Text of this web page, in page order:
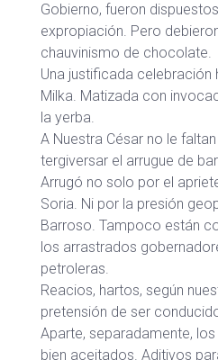
Gobierno, fueron
expropiación. Pero
chauvinismo de chocolate.
Una justificada
Milka. Matizada con
la yerba.
A Nuestra César no le
tergiversar el arrugue de
Arrugó no solo por el
Soria. Ni por la presión
Barroso. Tampoco están
los arrastrados
petroleras.
Reacios, hartos, según
pretensión de ser
Aparte, separadamente,
bien aceitados. Aditivos